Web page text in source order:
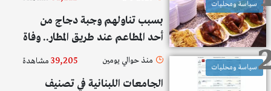
سياسة ومحليات
بسبب تناولهم وجبة دجاج من
أحد المطاعم عند طريق المطار.. وفاة
شاب ودخول زوجته وطفله العناية
سياسة ومحليات
منذ حوالي يومين 39,205مشاهدة
الجامعات اللبنانية في تصنيف